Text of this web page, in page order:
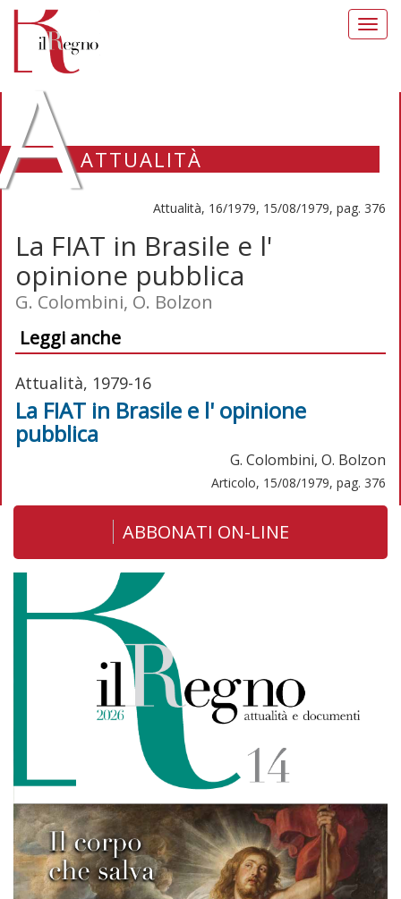
ATTUALITÀ
Attualità, 16/1979, 15/08/1979, pag. 376
La FIAT in Brasile e l'
opinione pubblica
G. Colombini, O. Bolzon
Leggi anche
Attualità, 1979-16
La FIAT in Brasile e l' opinione
pubblica
G. Colombini, O. Bolzon
Articolo, 15/08/1979, pag. 376
ABBONATI ON-LINE